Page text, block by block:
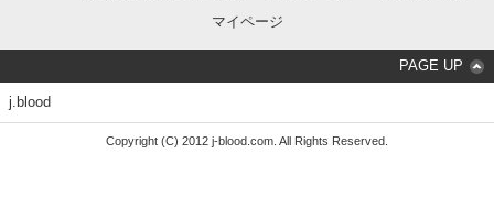
マイページ
PAGE UP
j.blood
Copyright (C) 2012 j-blood.com. All Rights Reserved.